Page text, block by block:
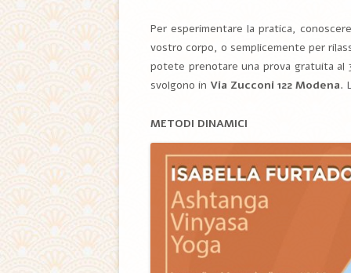
Per esperimentare la pratica,
vostro corpo, o semplicemente per
potete prenotare una prova gratuita al
svolgono in Via Zucconi 122 Modena.
METODI DINAMICI